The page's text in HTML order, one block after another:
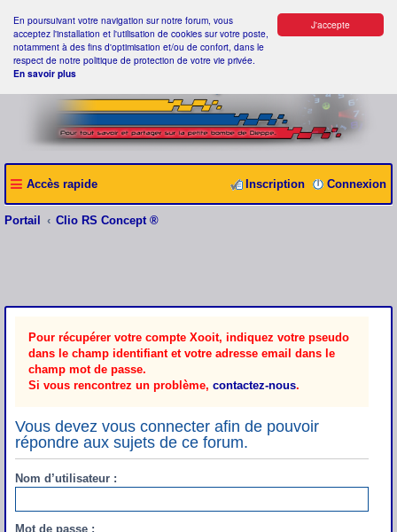
J'accepte
En poursuivant votre navigation sur notre forum, vous
acceptez l'installation et l'utilisation de cookies sur votre poste,
notamment à des fins d'optimisation et/ou de confort, dans le
respect de notre politique de protection de votre vie privée.
En savoir plus
Accès rapide Connexion
Inscription
Portail Clio RS Concept ®
Pour récupérer votre compte Xooit, indiquez votre pseudo
dans le champ identifiant et votre adresse email dans le
champ mot de passe.
Si vous rencontrez un problème, contactez-nous.
Vous devez vous connecter afin de pouvoir
répondre aux sujets de ce forum.
Nom d’utilisateur :
Mot de passe :